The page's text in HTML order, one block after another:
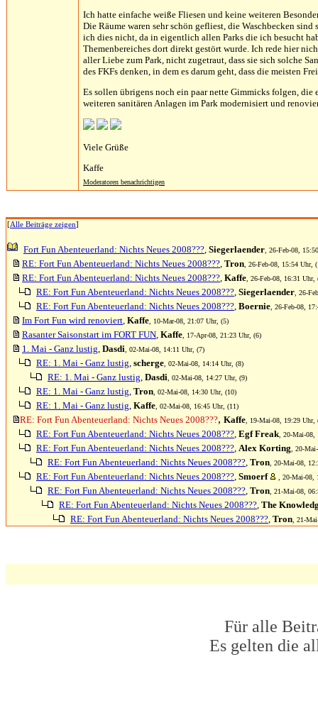
Ich hatte einfache weiße Fliesen und keine weiteren
Die Räume waren sehr schön gefliest, die Waschbecken
ich dies nicht, da in eigentlich allen Parks die ich besucht
Themenbereiches dort direkt gestört wurde. Ich rede hier
aller Liebe zum Park, nicht zugetraut, dass sie sich solche
des FKFs denken, in dem es darum geht, dass die meisten
Es sollen übrigens noch ein paar nette Gimmicks folgen,
weiteren sanitären Anlagen im Park modernisiert und
Viele Grüße
Kaffe
Moderatoren benachrichtigen
[Alle Beiträge zeigen]
Fort Fun Abenteuerland: Nichts Neues 2008???, Siegerlaender , 26-Feb-08,
RE: Fort Fun Abenteuerland: Nichts Neues 2008???, Tron , 26-Feb-08, 15:54 Uhr,
RE: Fort Fun Abenteuerland: Nichts Neues 2008???, Kaffe , 26-Feb-08, 16:31 Uhr,
RE: Fort Fun Abenteuerland: Nichts Neues 2008???, Siegerlaender , 26-
RE: Fort Fun Abenteuerland: Nichts Neues 2008???, Boernie , 26-Feb-08,
Im Fort Fun wird renoviert, Kaffe , 10-Mar-08, 21:07 Uhr, (5)
Rasanter Saisonstart im FORT FUN, Kaffe , 17-Apr-08, 21:23 Uhr, (6)
1. Mai - Ganz lustig, Dasdi , 02-Mai-08, 14:11 Uhr, (7)
RE: 1. Mai - Ganz lustig, scherge , 02-Mai-08, 14:14 Uhr, (8)
RE: 1. Mai - Ganz lustig, Dasdi , 02-Mai-08, 14:27 Uhr, (9)
RE: 1. Mai - Ganz lustig, Tron , 02-Mai-08, 14:30 Uhr, (10)
RE: 1. Mai - Ganz lustig, Kaffe , 02-Mai-08, 16:45 Uhr, (11)
RE: Fort Fun Abenteuerland: Nichts Neues 2008???, Kaffe , 19-Mai-08, 19:29 Uhr,
RE: Fort Fun Abenteuerland: Nichts Neues 2008???, Egf Freak , 20-Mai-
RE: Fort Fun Abenteuerland: Nichts Neues 2008???, Alex Korting , 20-
RE: Fort Fun Abenteuerland: Nichts Neues 2008???, Tron , 20-Mai-08,
RE: Fort Fun Abenteuerland: Nichts Neues 2008???, Smoerf , 20-Mai-
RE: Fort Fun Abenteuerland: Nichts Neues 2008???, Tron , 21-Mai-08,
RE: Fort Fun Abenteuerland: Nichts Neues 2008???, The
RE: Fort Fun Abenteuerland: Nichts Neues 2008???, Tron , 21-
Für alle
Es gelten die